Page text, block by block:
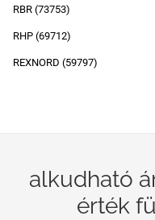
RBR (73753)
RHP (69712)
REXNORD (59797)
alkudható
érték